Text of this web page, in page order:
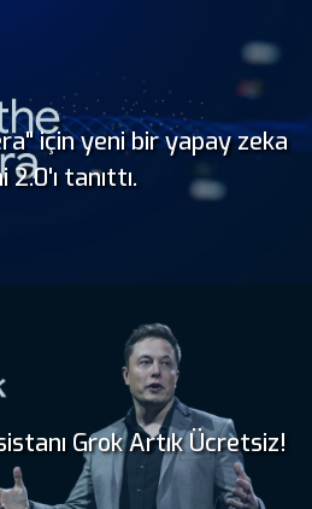
için yeni bir yapay zeka
tanıttı.
Grok Artık Ücretsiz!